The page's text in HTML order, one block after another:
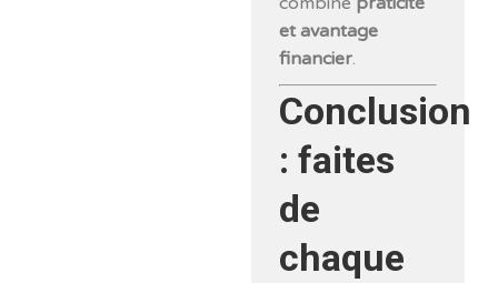
et avantage
financier.
Conclusion
: faites
de
chaque